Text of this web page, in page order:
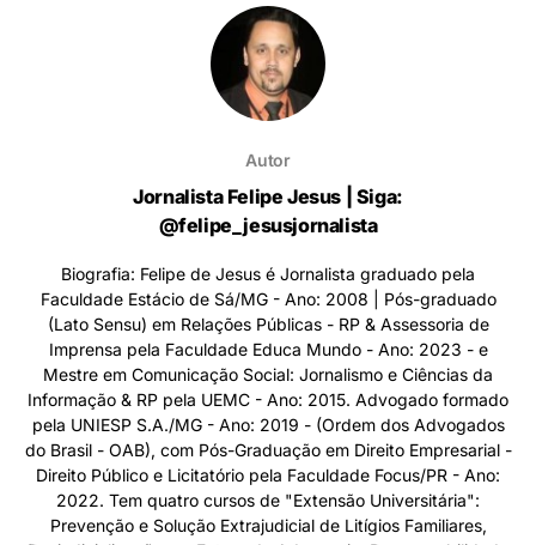
Autor
Jornalista Felipe Jesus | Siga:
@felipe_jesusjornalista
Biografia: Felipe de Jesus é Jornalista graduado pela
Faculdade Estácio de Sá/MG - Ano: 2008 | Pós-graduado
(Lato Sensu) em Relações Públicas - RP & Assessoria de
Imprensa pela Faculdade Educa Mundo - Ano: 2023 - e
Mestre em Comunicação Social: Jornalismo e Ciências da
Informação & RP pela UEMC - Ano: 2015. Advogado formado
pela UNIESP S.A./MG - Ano: 2019 - (Ordem dos Advogados
do Brasil - OAB), com Pós-Graduação em Direito Empresarial -
Direito Público e Licitatório pela Faculdade Focus/PR - Ano:
2022. Tem quatro cursos de "Extensão Universitária":
Prevenção e Solução Extrajudicial de Litígios Familiares,